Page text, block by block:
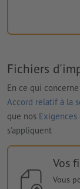
Fichiers
En ce qui
Accord relatif à la
que nos
s'appliquent
Vos
Vous